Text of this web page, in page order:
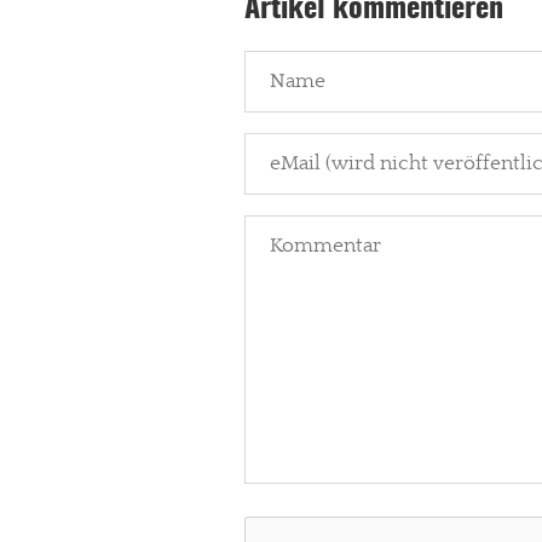
JETZT SPENDEN Schon
Artikel kommentieren